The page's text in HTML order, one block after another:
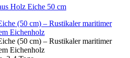
(50 cm) – Rustikaler maritimer
Eichenholz
(50 cm) – Rustikaler maritimer
Eichenholz